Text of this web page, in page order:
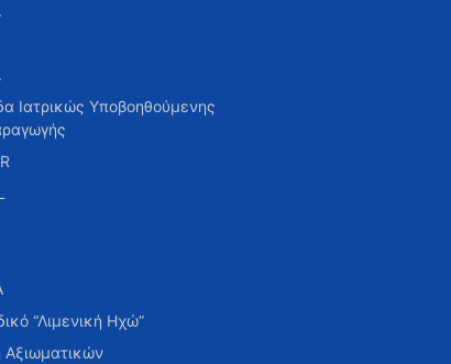
Ιατρικώς Υποβοηθούμενης
“Λιμενική Ηχώ”
Αξιωματικών